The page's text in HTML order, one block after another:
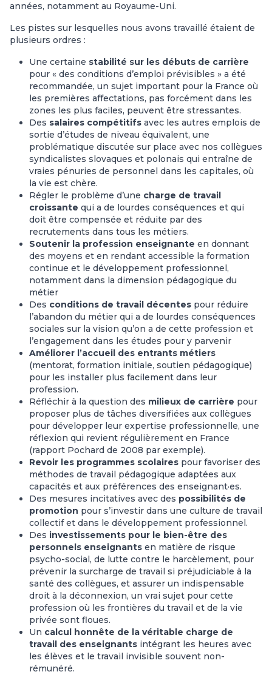
années, notamment au Royaume-Uni.
Les pistes sur lesquelles nous avons travaillé étaient de
plusieurs ordres :
Une certaine stabilité sur les débuts de carrière
pour « des conditions d’emploi prévisibles » a été
recommandée, un sujet important pour la France où
les premières affectations, pas forcément dans les
zones les plus faciles, peuvent être stressantes.
Des salaires compétitifs avec les autres emplois de
sortie d’études de niveau équivalent, une
problématique discutée sur place avec nos collègues
syndicalistes slovaques et polonais qui entraîne de
vraies pénuries de personnel dans les capitales, où
la vie est chère.
Régler le problème d’une charge de travail
croissante qui a de lourdes conséquences et qui
doit être compensée et réduite par des
recrutements dans tous les métiers.
Soutenir la profession enseignante en donnant
des moyens et en rendant accessible la formation
continue et le développement professionnel,
notamment dans la dimension pédagogique du
métier
Des conditions de travail décentes pour réduire
l’abandon du métier qui a de lourdes conséquences
sociales sur la vision qu’on a de cette profession et
l’engagement dans les études pour y parvenir
Améliorer l’accueil des entrants métiers
(mentorat, formation initiale, soutien pédagogique)
pour les installer plus facilement dans leur
profession.
Réfléchir à la question des milieux de carrière pour
proposer plus de tâches diversifiées aux collègues
pour développer leur expertise professionnelle, une
réflexion qui revient régulièrement en France
(rapport Pochard de 2008 par exemple).
Revoir les programmes scolaires pour favoriser des
méthodes de travail pédagogique adaptées aux
capacités et aux préférences des enseignant·es.
Des mesures incitatives avec des possibilités de
promotion pour s’investir dans une culture de travail
collectif et dans le développement professionnel.
Des investissements pour le bien-être des
personnels enseignants en matière de risque
psycho-social, de lutte contre le harcèlement, pour
prévenir la surcharge de travail si préjudiciable à la
santé des collègues, et assurer un indispensable
droit à la déconnexion, un vrai sujet pour cette
profession où les frontières du travail et de la vie
privée sont floues.
Un calcul honnête de la véritable charge de
travail des enseignants intégrant les heures avec
les élèves et le travail invisible souvent non-
rémunéré.